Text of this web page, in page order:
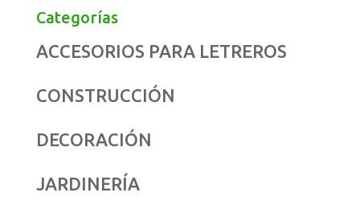
Categorías
ACCESORIOS PARA LETREROS
CONSTRUCCIÓN
DECORACIÓN
JARDINERÍA